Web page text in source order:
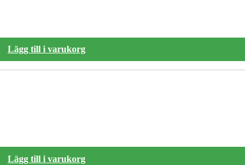
Lägg till i varukorg
Lägg till i varukorg